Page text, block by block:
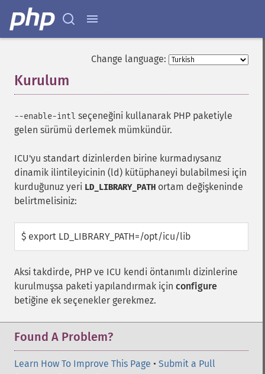
Change language:
Kurulum
--enable-intl seçeneğini kullanarak PHP paketiyle
gelen sürümü derlemek mümkündür.
ICU'yu standart dizinlerden birine kurmadıysanız
dinamik ilintileyicinin (ld) kütüphaneyi bulabilmesi için
kurduğunuz yeri LD_LIBRARY_PATH ortam değişkeninde
belirtmelisiniz:
$ export LD_LIBRARY_PATH=/opt/icu/lib
Aksi takdirde, PHP ve ICU kendi öntanımlı dizinlerine
kurulmuşsa paketi yapılandırmak için configure
betiğine ek seçenekler gerekmez.
Found A Problem?
Learn How To Improve This Page • Submit a Pull